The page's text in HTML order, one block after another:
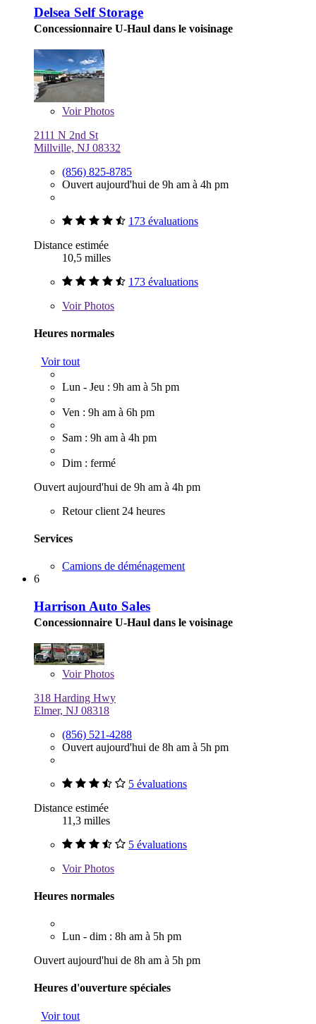
Delsea Self Storage
Concessionnaire U-Haul dans le voisinage
VoirPhotos
2111 N 2nd St
Millville, NJ 08332
(856) 825-8785
Ouvert aujourd'hui de 9h am à 4h pm
173 évaluations
Distance estimée
10,5 milles
173 évaluations
VoirPhotos
Heures normales
Voir tout
Lun - Jeu : 9h am à 5h pm
Ven : 9h am à 6h pm
Sam : 9h am à 4h pm
Dim : fermé
Ouvert aujourd'hui de 9h am à 4h pm
Retour client 24 heures
Services
Camions de déménagement
6
Harrison Auto Sales
Concessionnaire U-Haul dans le voisinage
VoirPhotos
318 Harding Hwy
Elmer, NJ 08318
(856) 521-4288
Ouvert aujourd'hui de 8h am à 5h pm
5 évaluations
Distance estimée
11,3 milles
5 évaluations
VoirPhotos
Heures normales
Lun - dim : 8h am à 5h pm
Ouvert aujourd'hui de 8h am à 5h pm
Heures d'ouverture spéciales
Voir tout